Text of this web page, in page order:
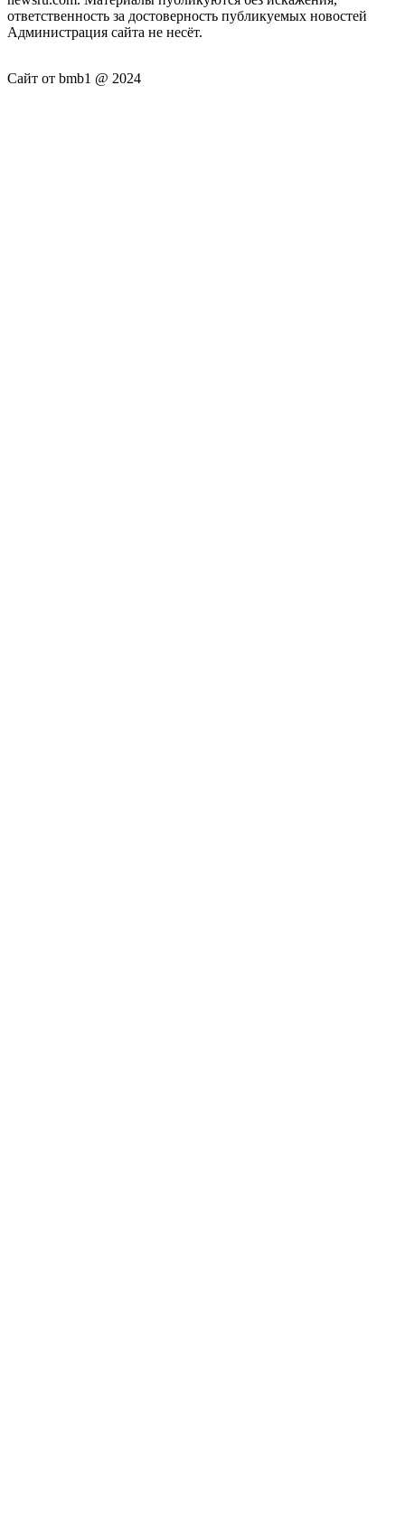
ответственность за достоверность публикуемых новостей
Администрация сайта не несёт.
Сайт от bmb1 @ 2024